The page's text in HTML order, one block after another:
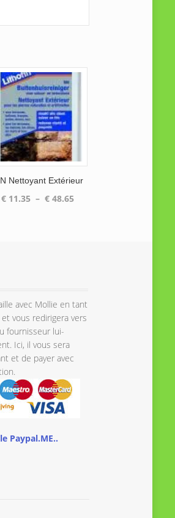
Nettoyant Extérieur
€ 11.35 – € 48.65Plage
avec Mollie en tant
vous redirigera vers
fournisseur lui-
Ici, il vous sera
et de payer avec
Paypal.ME..